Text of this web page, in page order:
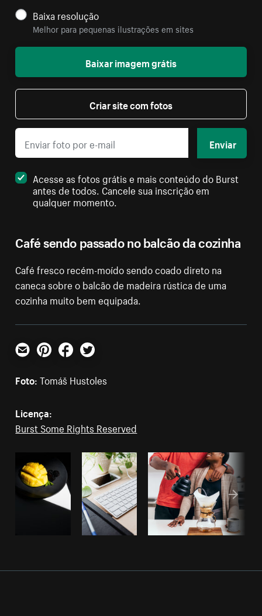
Café sendo passado no balcão da cozinha
Café fresco recém-moído sendo coado direto na
caneca sobre o balcão de madeira rústica de uma
cozinha muito bem equipada.
Baixa resolução
Melhor para pequenas ilustrações em sites
Baixar imagem grátis
Criar site com fotos
Enviar
Acesse as fotos grátis e mais conteúdo do Burst
antes de todos. Cancele sua inscrição em
qualquer momento.
E-mailPinterestFacebookTwitter
Foto:Tomáš Hustoles
Licença:
Burst Some Rights Reserved